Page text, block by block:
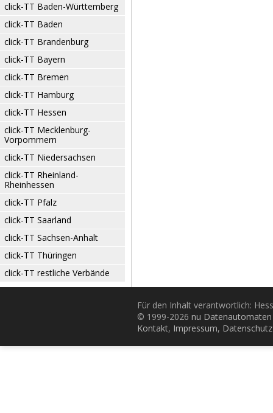
click-TT Baden-Württemberg
click-TT Baden
click-TT Brandenburg
click-TT Bayern
click-TT Bremen
click-TT Hamburg
click-TT Hessen
click-TT Mecklenburg-
Vorpommern
click-TT Niedersachsen
click-TT Rheinland-
Rheinhessen
click-TT Pfalz
click-TT Saarland
click-TT Sachsen-Anhalt
click-TT Thüringen
click-TT restliche Verbände
Für den Inhalt verantwortlich:
© 1999-2026 nu
Kontakt, Impressum, Datenschutz